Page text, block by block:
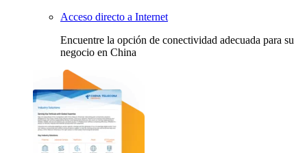
Acceso directo a Internet
Encuentre la opción de conectividad adecuada para su
negocio en China